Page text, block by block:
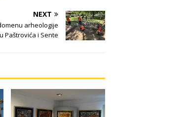
NEXT
arheologije
Paštrovića i Sente